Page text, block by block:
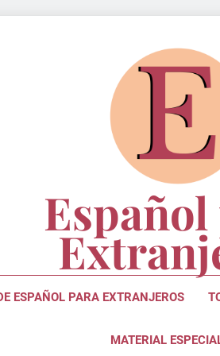
Estudiantes Y Profesores De
ESPAÑOL PARA EXTRANJEROS
MATERIAL